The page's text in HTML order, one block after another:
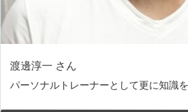
渡邊淳一 さん
パーソナルトレーナーとして更に知識